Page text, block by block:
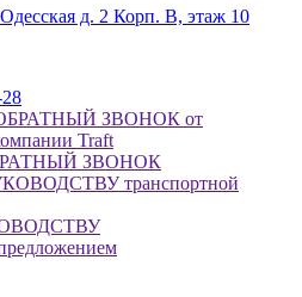
д. 2 Корп. В, этаж 10
ЗВОНОК